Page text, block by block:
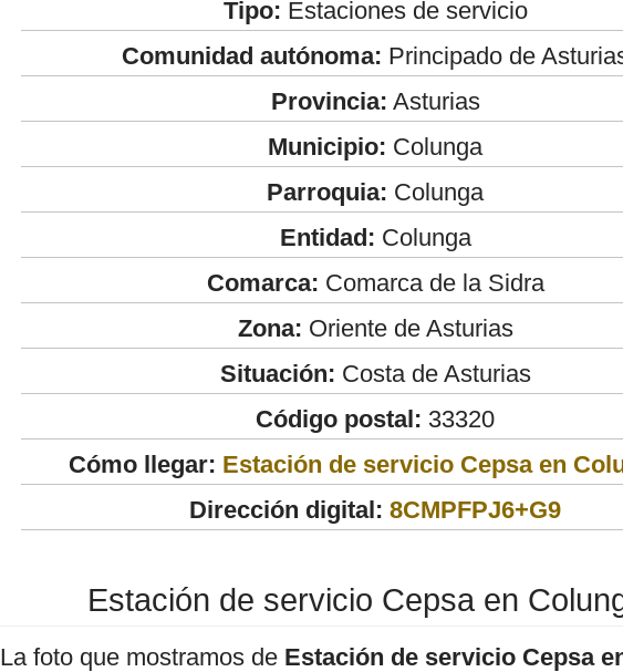
Tipo: Estaciones de servicio
Comunidad autónoma: Principado de
Provincia: Asturias
Municipio: Colunga
Parroquia: Colunga
Entidad: Colunga
Comarca: Comarca de la Sidra
Zona: Oriente de Asturias
Situación: Costa de Asturias
Código postal: 33320
Cómo llegar: Estación de servicio Cepsa en
Dirección digital: 8CMPFPJ6+G9
Estación de servicio Cepsa en
La foto que mostramos de Estación de servicio Cepsa